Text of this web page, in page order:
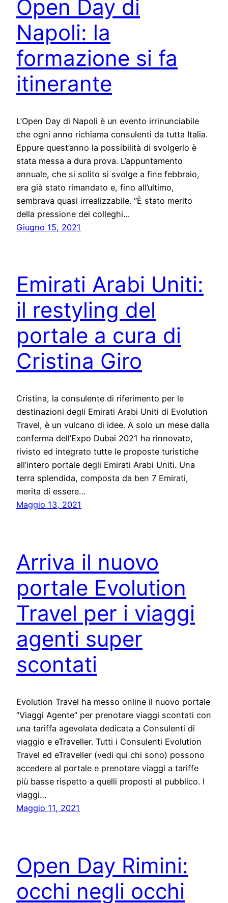
Open Day di
Napoli: la
formazione si fa
itinerante
L’Open Day di Napoli è un evento irrinunciabile
che ogni anno richiama consulenti da tutta Italia.
Eppure quest’anno la possibilità di svolgerlo è
stata messa a dura prova. L’appuntamento
annuale, che si solito si svolge a fine febbraio,
era già stato rimandato e, fino all’ultimo,
sembrava quasi irrealizzabile. “È stato merito
della pressione dei colleghi…
Giugno 15, 2021
Emirati Arabi Uniti:
il restyling del
portale a cura di
Cristina Giro
Cristina, la consulente di riferimento per le
destinazioni degli Emirati Arabi Uniti di Evolution
Travel, è un vulcano di idee. A solo un mese dalla
conferma dell’Expo Dubai 2021 ha rinnovato,
rivisto ed integrato tutte le proposte turistiche
all’intero portale degli Emirati Arabi Uniti. Una
terra splendida, composta da ben 7 Emirati,
merita di essere…
Maggio 13, 2021
Arriva il nuovo
portale Evolution
Travel per i viaggi
agenti super
scontati
Evolution Travel ha messo online il nuovo portale
“Viaggi Agente” per prenotare viaggi scontati con
una tariffa agevolata dedicata a Consulenti di
viaggio e eTraveller. Tutti i Consulenti Evolution
Travel ed eTraveller (vedi qui chi sono) possono
accedere al portale e prenotare viaggi a tariffe
più basse rispetto a quelli proposti al pubblico. I
viaggi…
Maggio 11, 2021
Open Day Rimini:
occhi negli occhi